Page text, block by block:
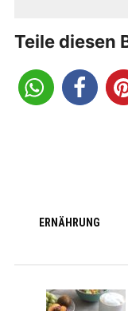
Teile diesen
ERNÄHRUNG